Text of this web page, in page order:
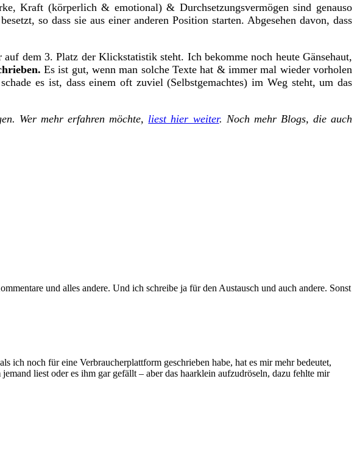
Kraft (körperlich & emotional) & Durchsetzungsvermögen sind genauso
so dass sie aus einer anderen Position starten. Abgesehen davon, dass
dem 3. Platz der Klickstatistik steht. Ich bekomme noch heute Gänsehaut,
Es ist gut, wenn man solche Texte hat & immer mal wieder vorholen
es ist, dass einem oft zuviel (Selbstgemachtes) im Weg steht, um das
Wer mehr erfahren möchte, liest hier weiter. Noch mehr Blogs, die auch
und alles andere. Und ich schreibe ja für den Austausch und auch andere. Sonst
noch für eine Verbraucherplattform geschrieben habe, hat es mir mehr bedeutet,
liest oder es ihm gar gefällt – aber das haarklein aufzudröseln, dazu fehlte mir